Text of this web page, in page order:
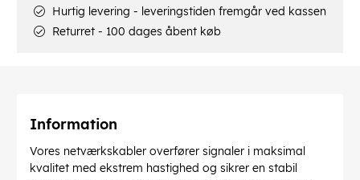
Hurtig levering - leveringstiden fremgår ved kassen
Returret - 100 dages åbent køb
Information
Vores netværkskabler overfører signaler i maksimal
kvalitet med ekstrem hastighed og sikrer en stabil